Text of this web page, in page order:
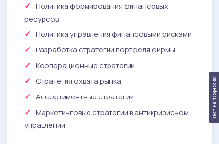
Политика формирования финансовых
ресурсов
Политика управления финансовыми рисками
Разработка стратегии портфеля фирмы
Кооперационные стратегии
Стратегия охвата рынка
Ассортиментные стратегии
Маркетинговые стратегии в антикризисном
управлении
Тест на профессию